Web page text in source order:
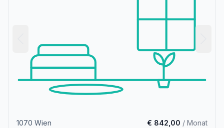
1070 Wien € 842,00 / Monat